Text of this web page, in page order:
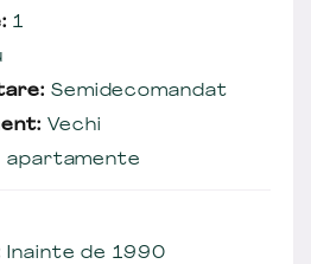
1
Semidecomandat
Vechi
apartamente
Inainte de 1990